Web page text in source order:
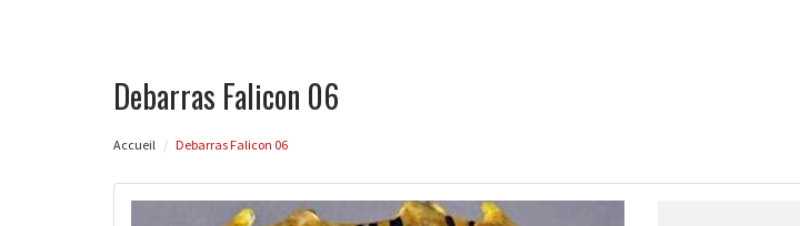
Debarras Falicon 06
Accueil Debarras Falicon 06